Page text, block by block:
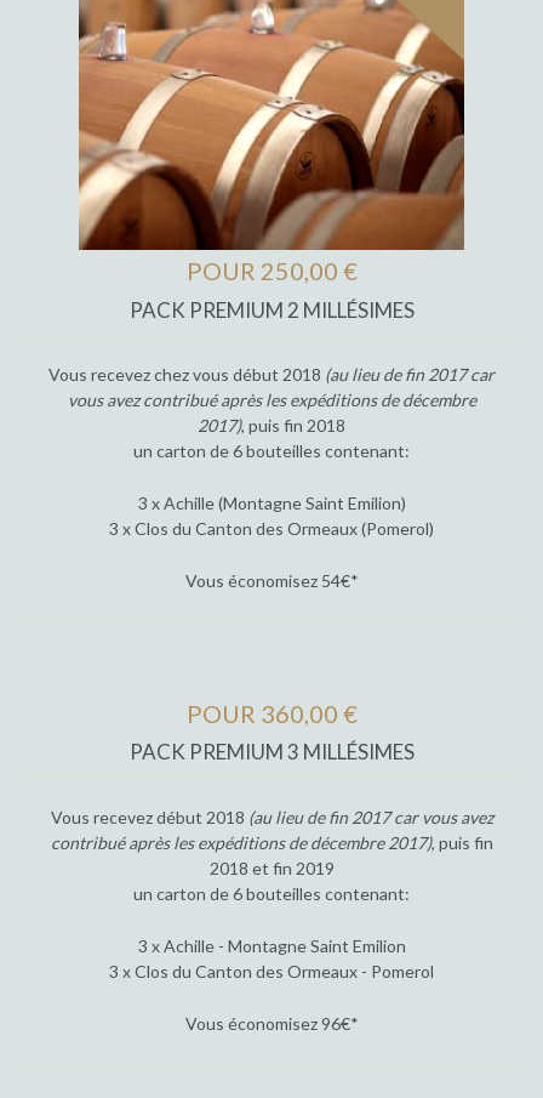
POUR 250,00 €
PACK PREMIUM 2 MILLÉSIMES
Vous recevez chez vous début 2018 (au lieu de fin 2017 car
vous avez contribué après les expéditions de décembre
2017), puis fin 2018
un carton de 6 bouteilles contenant:
3 x Achille (Montagne Saint Emilion)
3 x Clos du Canton des Ormeaux (Pomerol)
Vous économisez 54€*
POUR 360,00 €
PACK PREMIUM 3 MILLÉSIMES
Vous recevez début 2018 (au lieu de fin 2017 car vous avez
contribué après les expéditions de décembre 2017), puis fin
2018 et fin 2019
un carton de 6 bouteilles contenant:
3 x Achille - Montagne Saint Emilion
3 x Clos du Canton des Ormeaux - Pomerol
Vous économisez 96€*